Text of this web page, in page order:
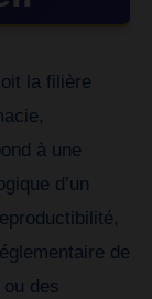
la filière
à une
d’un
de
des